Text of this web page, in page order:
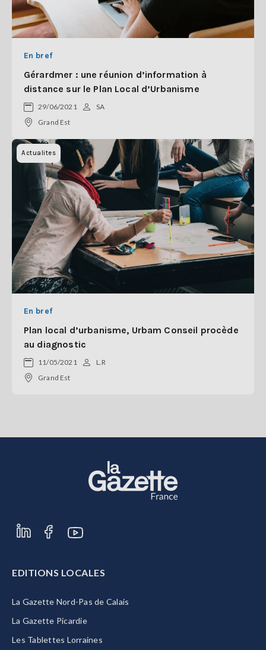
En bref
Gérardmer : une réunion d’information à
distance sur le Plan Local d’Urbanisme
29/06/2021
SA
Grand Est
Actualites
En bref
Plan local d’urbanisme, Urbam Conseil procède
au diagnostic
11/05/2021
L.R
Grand Est
EDITIONS LOCALES
La Gazette Nord-Pas de Calais
La Gazette Picardie
Les Tablettes Lorraines